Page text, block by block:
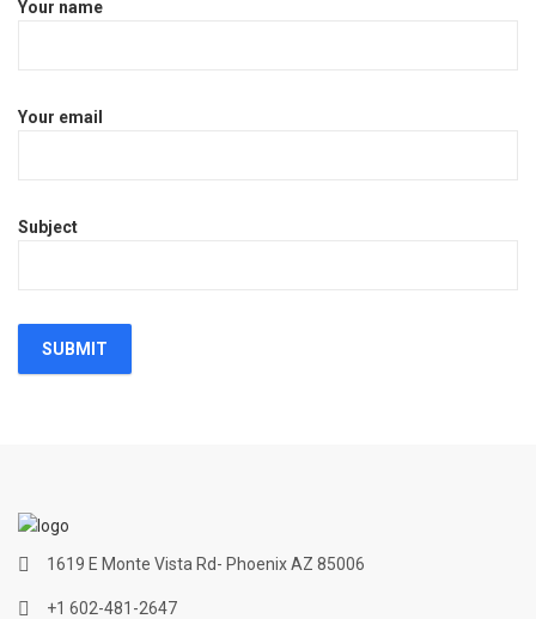
Your name
Your email
Subject
1619 E Monte Vista Rd- Phoenix AZ 85006
+1 602-481-2647